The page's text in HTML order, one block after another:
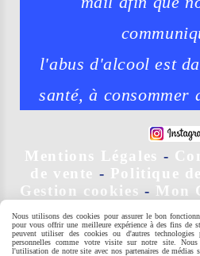
l'abus d'alcool est
santé, à consommer
Mentions Légales
de vente
Politique
Gestion cookies
Mon
Nous utilisons des cookies pour assurer le bon
pour vous offrir une meilleure expérience à des fins de
peuvent utiliser des cookies ou d'autres
personnelles comme votre visite sur notre site. Nous
l'utilisation de notre site avec nos partenaires de